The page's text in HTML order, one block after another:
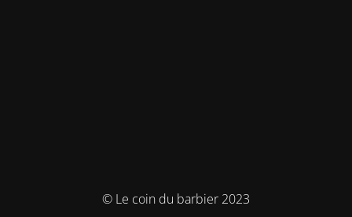
© Le coin du barbier 2023